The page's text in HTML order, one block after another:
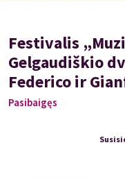
Festivalis
Gelgaudiškio
Federico ir
Pasibaigęs